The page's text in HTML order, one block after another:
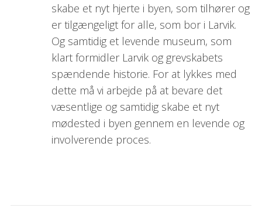
skabe et nyt hjerte i byen, som tilhører og
er tilgængeligt for alle, som bor i Larvik.
Og samtidig et levende museum, som
klart formidler Larvik og grevskabets
spændende historie. For at lykkes med
dette må vi arbejde på at bevare det
væsentlige og samtidig skabe et nyt
mødested i byen gennem en levende og
involverende proces.